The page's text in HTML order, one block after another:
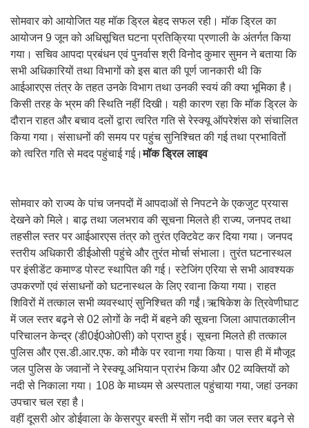
सोमवार को आयोजित यह मॉक ड्रिल बेहद सफल रही। मॉक ड्रिल का
आयोजन 9 जून को अधिसूचित घटना प्रतिक्रिया प्रणाली के अंतर्गत किया
गया। सचिव आपदा प्रबंधन एवं पुनर्वास श्री विनोद कुमार सुमन ने बताया कि
सभी अधिकारियों तथा विभागों को इस बात की पूर्ण जानकारी थी कि
आईआरएस तंत्र के तहत उनके विभाग तथा उनकी स्वयं की क्या भूमिका है।
किसी तरह के भ्रम की स्थिति नहीं दिखी। यही कारण रहा कि मॉक ड्रिल के
दौरान राहत और बचाव दलों द्वारा त्वरित गति से रेस्क्यू ऑपरेशंस को संचालित
किया गया। संसाधनों की समय पर पहुंच सुनिश्चित की गई तथा प्रभावितों
को त्वरित गति से मदद पहुंचाई गई।मॉक ड्रिल लाइव
सोमवार को राज्य के पांच जनपदों में आपदाओं से निपटने के एकजुट प्रयास
देखने को मिले। बाढ़ तथा जलभराव की सूचना मिलते ही राज्य, जनपद तथा
तहसील स्तर पर आईआरएस तंत्र को तुरंत एक्टिवेट कर दिया गया। जनपद
स्तरीय अधिकारी डीईओसी पहुंचे और तुरंत मोर्चा संभाला। तुरंत घटनास्थल
पर इंसीडेंट कमाण्ड पोस्ट स्थापित की गई। स्टेजिंग एरिया से सभी आवश्यक
उपकरणों एवं संसाधनों को घटनास्थल के लिए रवाना किया गया। राहत
शिविरों में तत्काल सभी व्यवस्थाएं सुनिश्चित की गईं।ऋषिकेश के त्रिवेणीघाट
में जल स्तर बढ़ने से 02 लोगों के नदी में बहने की सूचना जिला आपातकालीन
परिचालन केन्द्र (डी0ई0ओ0सी) को प्राप्त हुई। सूचना मिलते ही तत्काल
पुलिस और एस.डी.आर.एफ. को मौके पर रवाना गया किया। पास ही में मौजूद
जल पुलिस के जवानों ने रेस्क्यू अभियान प्रारंभ किया और 02 व्यक्तियों को
नदी से निकाला गया। 108 के माध्यम से अस्पताल पहुंचाया गया, जहां उनका
उपचार चल रहा है।
वहीं दूसरी ओर डोईवाला के केसरपुर बस्ती में सोंग नदी का जल स्तर बढ़ने से